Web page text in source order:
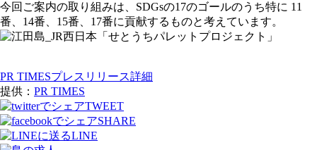
今回ご案内の取り組みは、SDGsの17のゴールのうち特に 11
番、14番、15番、17番に貢献するものと考えています。
PR TIMESプレスリリース詳細
提供： PR TIMES
TWEET
SHARE
LINE